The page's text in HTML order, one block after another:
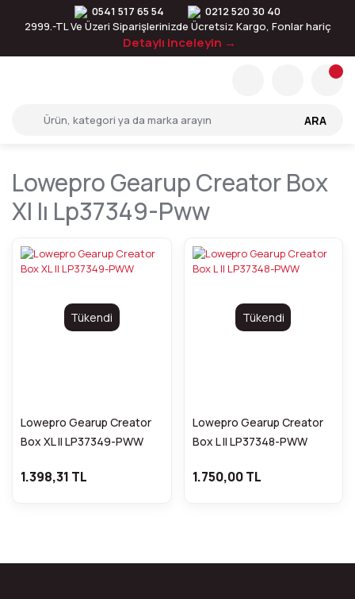
0541 517 65 54
0212 520 30 40
2999.-TL Ve Üzeri Siparişlerinizde Ücretsiz Kargo, Fonlar hariç
Detaylı inceleyin →
ARA
Lowepro Gearup Creator Box
Xl Iı Lp37349-Pww
Tükendi
Lowepro Gearup Creator
Box XL II LP37349-PWW
1.398,31 TL
Tükendi
Lowepro Gearup Creator
Box L II LP37348-PWW
1.750,00 TL